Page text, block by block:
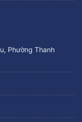
Phường Thanh